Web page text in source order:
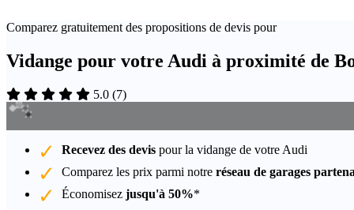
Comparez gratuitement des propositions de devis pour
Vidange pour votre Audi à proximité de
5.0 (7)
Recevez des devis pour la vidange de votre Audi
Comparez les prix parmi notre réseau de garages
Économisez jusqu'à 50%*